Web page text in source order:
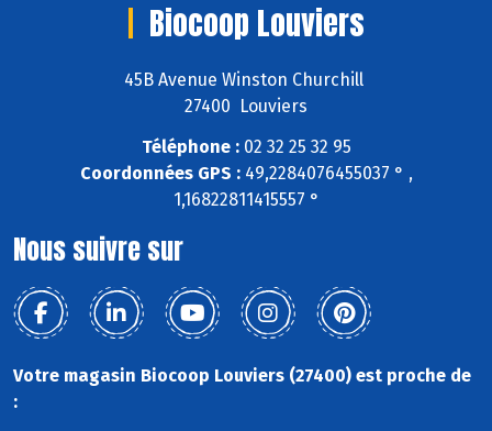
Biocoop Louviers
45B Avenue Winston Churchill
27400 Louviers
Téléphone :02 32 25 32 95
Coordonnées GPS :49,2284076455037 ° ,
1,16822811415557 °
Nous suivre sur
Votre magasin Biocoop Louviers (27400) est proche de
: